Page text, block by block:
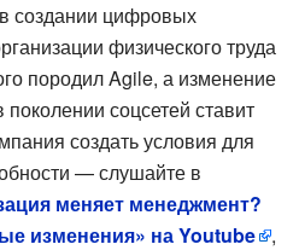
создании цифровых
физического труда
породил Agile, а изменение
соцсетей ставит
создать условия для
— слушайте в
меняет менеджмент?
изменения» на Youtube
,